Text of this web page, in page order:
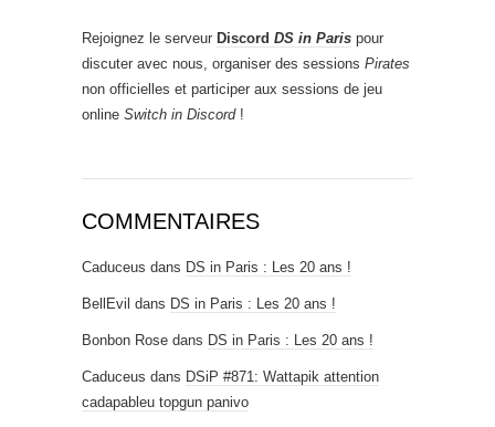
Rejoignez le serveur Discord DS in Paris pour
discuter avec nous, organiser des sessions Pirates
non officielles et participer aux sessions de jeu
online Switch in Discord!
COMMENTAIRES
Caduceus dans DS in Paris : Les 20 ans !
BellEvil dans DS in Paris : Les 20 ans !
Bonbon Rose dans DS in Paris : Les 20 ans !
Caduceus dans DSiP #871: Wattapik attention
cadapableu topgun panivo